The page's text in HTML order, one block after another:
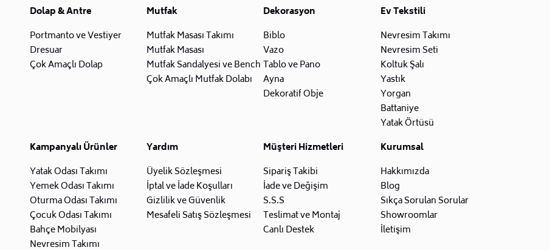
Dolap & Antre
Portmanto ve Vestiyer
Dresuar
Çok Amaçlı Dolap
Mutfak
Mutfak Masası Takımı
Mutfak Masası
Mutfak Sandalyesi ve Bench
Çok Amaçlı Mutfak Dolabı
Dekorasyon
Biblo
Vazo
Tablo ve Pano
Ayna
Dekoratif Obje
Ev Tekstili
Nevresim Takımı
Nevresim Seti
Koltuk Şalı
Yastık
Yorgan
Battaniye
Yatak Örtüsü
Kampanyalı Ürünler
Yatak Odası Takımı
Yemek Odası Takımı
Oturma Odası Takımı
Çocuk Odası Takımı
Bahçe Mobilyası
Nevresim Takımı
Yardım
Üyelik Sözleşmesi
İptal ve İade Koşulları
Gizlilik ve Güvenlik
Mesafeli Satış Sözleşmesi
Müşteri Hizmetleri
Sipariş Takibi
İade ve Değişim
S.S.S
Teslimat ve Montaj
Canlı Destek
Kurumsal
Hakkımızda
Blog
Sıkça Sorulan Sorular
Showroomlar
İletişim